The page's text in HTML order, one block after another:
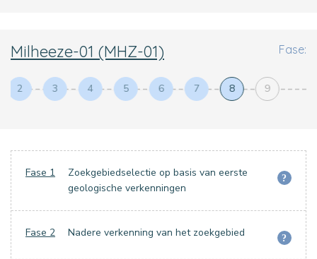
Milheeze-01 (MHZ-01) Fase:
2 3 4 5 6 7 8 9
Fase 1
Zoekgebiedselectie op basis van eerste
geologische verkenningen
?
Fase 2 Nadere verkenning van het zoekgebied ?